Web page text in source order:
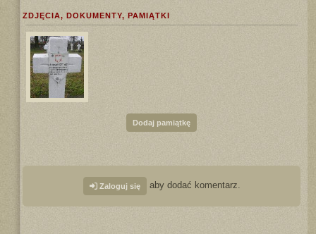
ZDJĘCIA, DOKUMENTY, PAMIĄTKI
Dodaj pamiątkę
Zaloguj się aby dodać komentarz.